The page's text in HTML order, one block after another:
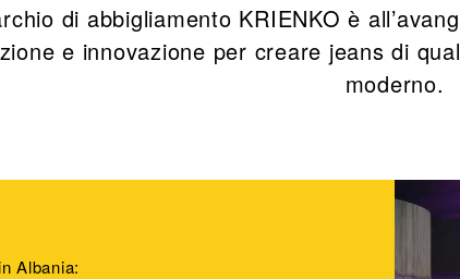
di abbigliamento KRIENKO è
e innovazione per creare jeans di
moderno.
Albania: